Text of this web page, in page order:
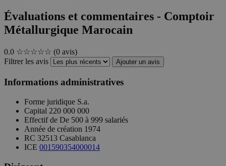
Évaluations et commentaires - Comptoir
Métallurgique Marocain
0.0 ☆☆☆☆☆ (0 avis)
Filtrer les avis
Ajouter un avis
Informations administratives
Forme juridique S.a.
Capital 220 000 000
Effectif de De 500 à 999 salariés
Année de création 1974
RC 32513 Casablanca
ICE 001590354000014